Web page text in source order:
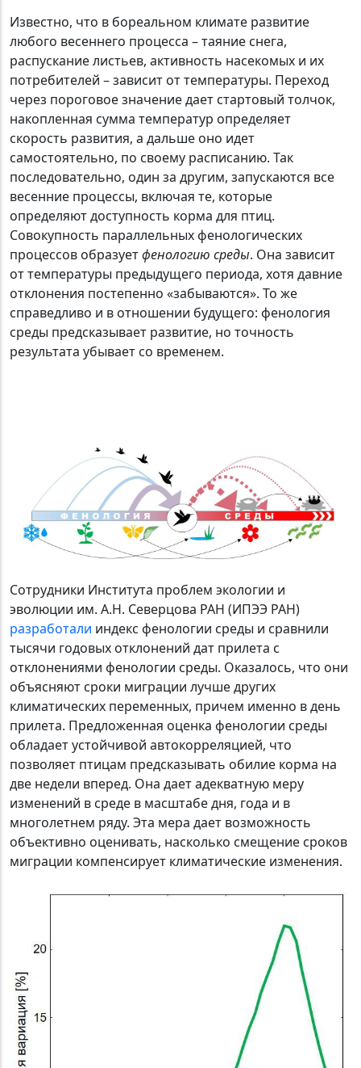
Известно, что в бореальном климате развитие
любого весеннего процесса – таяние снега,
распускание листьев, активность насекомых и их
потребителей – зависит от температуры. Переход
через пороговое значение дает стартовый толчок,
накопленная сумма температур определяет
скорость развития, а дальше оно идет
самостоятельно, по своему расписанию. Так
последовательно, один за другим, запускаются все
весенние процессы, включая те, которые
определяют доступность корма для птиц.
Совокупность параллельных фенологических
процессов образуетфенологию среды. Она зависит
от температуры предыдущего периода, хотя давние
отклонения постепенно «забываются». То же
справедливо и в отношении будущего: фенология
среды предсказывает развитие, но точность
результата убывает со временем.
Сотрудники Института проблем экологии и
эволюции им. А.Н. Северцова РАН (ИПЭЭ РАН)
разработали индекс фенологии среды и сравнили
тысячи годовых отклонений дат прилета с
отклонениями фенологии среды. Оказалось, что они
объясняют сроки миграции лучше других
климатических переменных, причем именно в день
прилета. Предложенная оценка фенологии среды
обладает устойчивой автокорреляцией, что
позволяет птицам предсказывать обилие корма на
две недели вперед. Она дает адекватную меру
изменений в среде в масштабе дня, года и в
многолетнем ряду. Эта мера дает возможность
объективно оценивать, насколько смещение сроков
миграции компенсирует климатические изменения.